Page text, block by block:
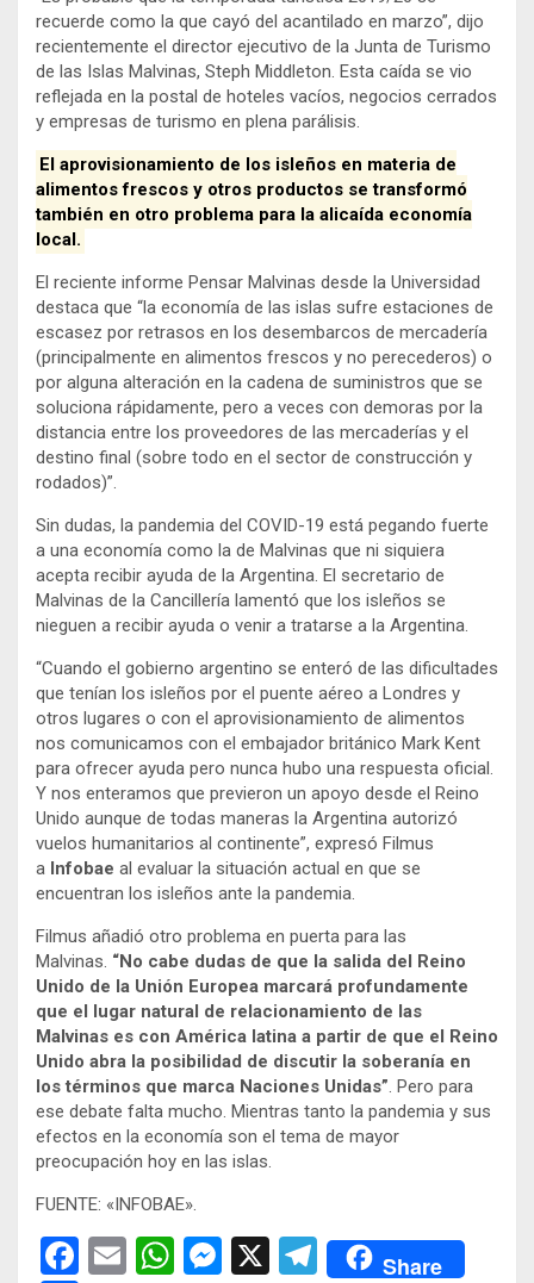
recuerde como la que cayó del acantilado en marzo”, dijo
recientemente el director ejecutivo de la Junta de Turismo
de las Islas Malvinas, Steph Middleton. Esta caída se vio
reflejada en la postal de hoteles vacíos, negocios cerrados
y empresas de turismo en plena parálisis.
El aprovisionamiento de los isleños en materia de
alimentos frescos y otros productos se transformó
también en otro problema para la alicaída economía
local.
El reciente informe Pensar Malvinas desde la Universidad
destaca que “la economía de las islas sufre estaciones de
escasez por retrasos en los desembarcos de mercadería
(principalmente en alimentos frescos y no perecederos) o
por alguna alteración en la cadena de suministros que se
soluciona rápidamente, pero a veces con demoras por la
distancia entre los proveedores de las mercaderías y el
destino final (sobre todo en el sector de construcción y
rodados)”.
Sin dudas, la pandemia del COVID-19 está pegando fuerte
a una economía como la de Malvinas que ni siquiera
acepta recibir ayuda de la Argentina. El secretario de
Malvinas de la Cancillería lamentó que los isleños se
nieguen a recibir ayuda o venir a tratarse a la Argentina.
“Cuando el gobierno argentino se enteró de las dificultades
que tenían los isleños por el puente aéreo a Londres y
otros lugares o con el aprovisionamiento de alimentos
nos comunicamos con el embajador británico Mark Kent
para ofrecer ayuda pero nunca hubo una respuesta oficial.
Y nos enteramos que previeron un apoyo desde el Reino
Unido aunque de todas maneras la Argentina autorizó
vuelos humanitarios al continente”, expresó Filmus
a Infobae al evaluar la situación actual en que se
encuentran los isleños ante la pandemia.
Filmus añadió otro problema en puerta para las
Malvinas. “No cabe dudas de que la salida del Reino
Unido de la Unión Europea marcará profundamente
que el lugar natural de relacionamiento de las
Malvinas es con América latina a partir de que el Reino
Unido abra la posibilidad de discutir la soberanía en
los términos que marca Naciones Unidas”. Pero para
ese debate falta mucho. Mientras tanto la pandemia y sus
efectos en la economía son el tema de mayor
preocupación hoy en las islas.
FUENTE: «INFOBAE».
F
E
W
M
X
T
Share